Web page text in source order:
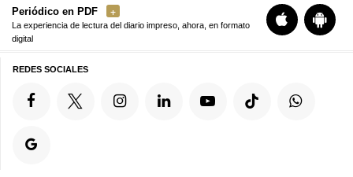
Periódico en PDF
La experiencia de lectura del diario impreso, ahora, en formato
digital
REDES SOCIALES